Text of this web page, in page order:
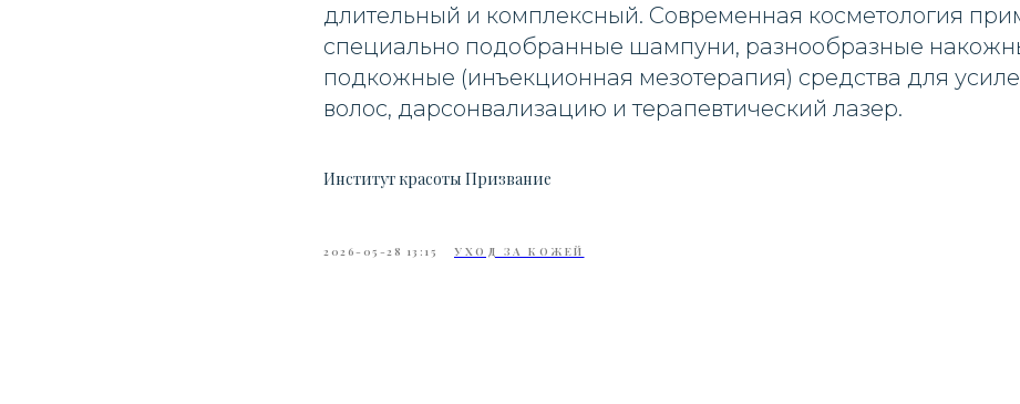
длительный и комплексный. Современная косметология
специально подобранные шампуни, разнообразные
подкожные (инъекционная мезотерапия) средства для
волос, дарсонвализацию и терапевтический лазер.
Институт красоты Призвание
2026-05-28 13:15 УХОД ЗА КОЖЕЙ